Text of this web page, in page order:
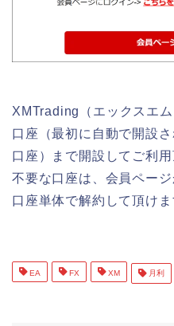
XMTrading（エックスエ
口座（最初に自動で開設
口座）まで開設してご利用
不要な口座は、会員ペー
口座単体で解約して頂けま
EA FX XM 月利